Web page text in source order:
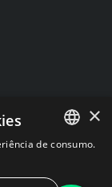
×
de consumo.